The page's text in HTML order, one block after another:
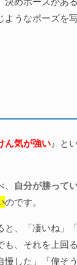
ようなポーズを
ん気が強い 』と
自分が勝って
のです。
、「凄いね」
も、それを上回
慢した」「偉そ